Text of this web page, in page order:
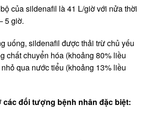
của sildenafil là 41 L/giờ với nửa thời
5 giờ.
uống, sildenafil được thải trừ chủ yếu
chất chuyển hóa (khoảng 80% liều
qua nước tiểu (khoảng 13% liều
đối tượng bệnh nhân đặc biệt: